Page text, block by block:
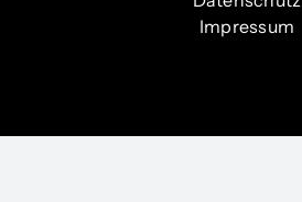
Impressum